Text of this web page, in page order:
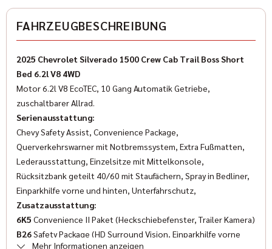
AUSSTATTUNG
Anzahl der Türen
4/5
Anzahl Sitzplätze
5
Innenausstattung
Leder
Klimatisierung
✓ ESP
✓ Isofix
✓ Multifunktionslenkrad
Servolenkung
✓ Traktionskontrolle
✓ Reifendruckkontrolle
✓ Bordcomputer
✓ Trailer Coupling Preparation
FAHRZEUGBESCHREIBUNG
2025 Chevrolet Silverado 1500 Crew Cab Trail Boss Short
Bed 6.2l V8 4WD
Motor 6.2l V8 EcoTEC, 10 Gang Automatik Getriebe,
zuschaltbarer Allrad.
Serienausstattung:
Chevy Safety Assist, Convenience Package,
Querverkehrswarner mit Notbremssystem, Extra Fußmatten,
Lederausstattung, Einzelsitze mit Mittelkonsole,
Rücksitzbank geteilt 40/60 mit Staufächern, Spray in Bedliner,
Einparkhilfe vorne und hinten, Unterfahrschutz,
Zusatzausstattung:
6K5 Convenience II Paket (Heckschiebefenster, Trailer Kamera)
B26Safety Package (HD Surround Vision, Einparkhilfe vorne
Mehr Informationen anzeigen